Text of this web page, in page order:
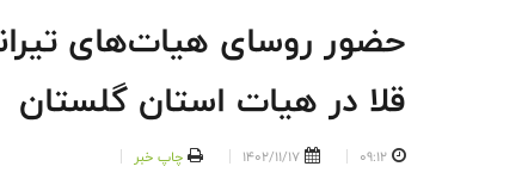
حضور روسای هیات‌های
قلا در هیات استان گلستان
09:12
1402/11/17 چاپ خبر